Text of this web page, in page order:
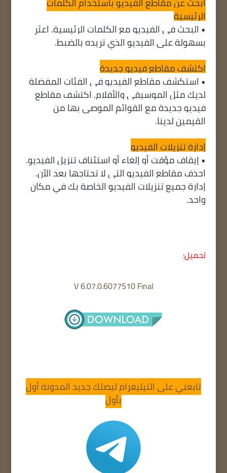
الرئيسية
• البحث في الفيديو مع الكلمات الرئيسية. اعثر
بسهولة على الفيديو الذي تريده بالضبط.
اكتشف مقاطع فيديو جديدة
• استكشف مقاطع الفيديو في الفئات المفضلة
لديك مثل الموسيقى والأفلام. اكتشف مقاطع
فيديو جديدة مع القوائم الموصى بها من
القيمين لدينا.
إدارة تنزيلات الفيديو
• إيقاف مؤقت أو إلغاء أو استئناف تنزيل الفيديو.
احذف مقاطع الفيديو التي لا تحتاجها بعد الآن.
إدارة جميع تنزيلات الفيديو الخاصة بك في مكان
واحد.
تحميل:
V6.07.0.6077510 Final
تابعني على التيليغرام ليصلك جديد المدونة أول
بأول